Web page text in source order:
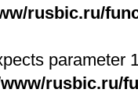
rusbic.ru/
parameter
rusbic.ru/